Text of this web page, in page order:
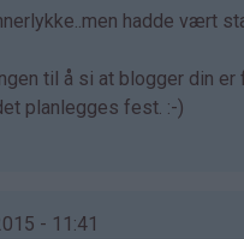
hadde vært
til å si at blogger din er
planlegges fest. :-)
- 11:41